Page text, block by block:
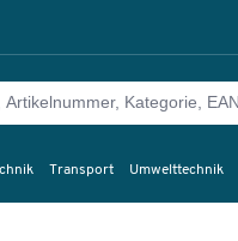
Transport Umwelttechnik